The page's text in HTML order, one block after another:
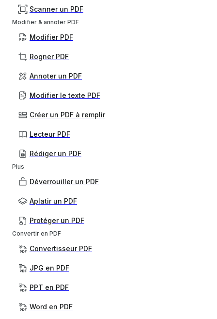
Scanner un PDF
Modifier & annoter PDF
Modifier PDF
Rogner PDF
Annoter un PDF
Modifier le texte PDF
Créer un PDF à remplir
Lecteur PDF
Rédiger un PDF
Plus
Déverrouiller un PDF
Aplatir un PDF
Protéger un PDF
Convertir en PDF
Convertisseur PDF
JPG en PDF
PPT en PDF
Word en PDF